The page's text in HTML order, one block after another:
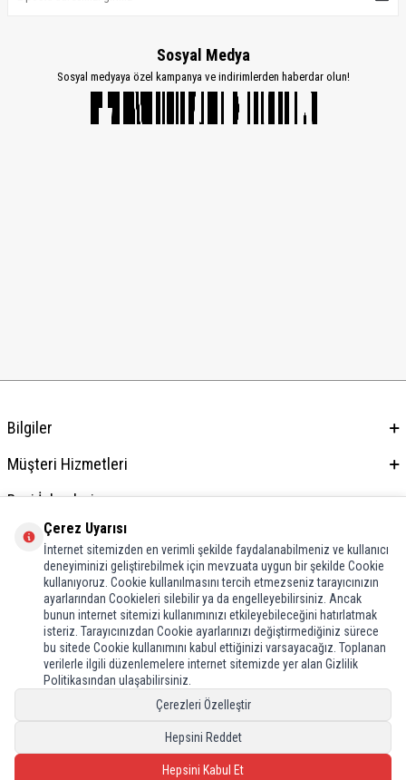
Sosyal Medya
Sosyal medyaya özel kampanya ve indirimlerden haberdar olun!
Bilgiler
Müşteri Hizmetleri
Bayi İşlemleri
Adres & İletişim
Çerez Uyarısı
İnternet sitemizden en verimli şekilde faydalanabilmeniz ve kullanıcı
deneyiminizi geliştirebilmek için mevzuata uygun bir şekilde Cookie
kullanıyoruz. Cookie kullanılmasını tercih etmezseniz tarayıcınızın
ayarlarından Cookieleri silebilir ya da engelleyebilirsiniz. Ancak
bunun internet sitemizi kullanımınızı etkileyebileceğini hatırlatmak
isteriz. Tarayıcınızdan Cookie ayarlarınızı değiştirmediğiniz sürece
bu sitede Cookie kullanımını kabul ettiğinizi varsayacağız. Toplanan
verilerle ilgili düzenlemelere internet sitemizde yer alan Gizlilik
Politikasından ulaşabilirsiniz.
Çerezleri Özelleştir
Hepsini Reddet
Hepsini Kabul Et